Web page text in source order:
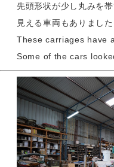
先頭形状が少し丸みを
見える車両もありました
These carriages have
Some of the cars